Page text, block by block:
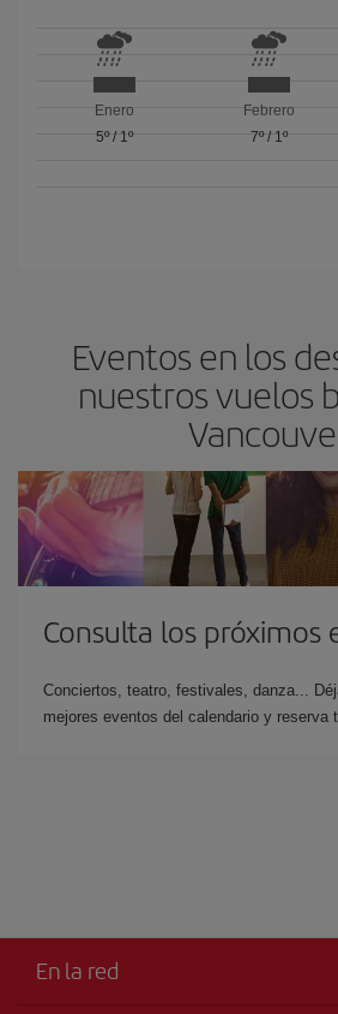
Enero
5º/ 1º
Febrero
7º/ 1º
Eventos en los
nuestros vuelos
Consulta los próximos
Conciertos, teatro, festivales, danza...
mejores eventos del calendario y reserva
En la red